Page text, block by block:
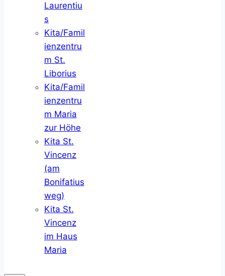
Laurentiu
s
Kita/Famil
ienzentru
m St.
Liborius
Kita/Famil
ienzentru
m Maria
zur Höhe
Kita St.
Vincenz
(am
Bonifatius
weg)
Kita St.
Vincenz
im Haus
Maria